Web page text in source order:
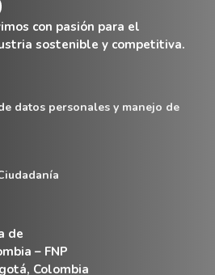
con pasión para el
sostenible y competitiva.
datos personales y manejo de
de
– FNP
Colombia